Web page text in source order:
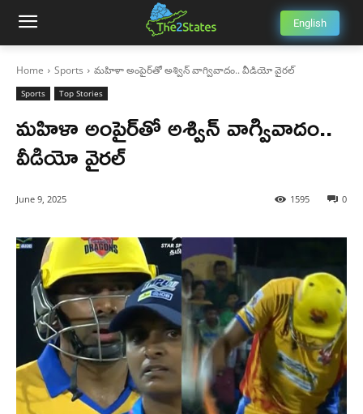
English
Home Sports మహిళా అంపైర్‌తో అశ్విన్ వాగ్వివాదం.. వీడియో వైరల్
Sports Top Stories
మహిళా అంపైర్‌తో అశ్విన్ వాగ్వివాదం..
వీడియో వైరల్
June 9, 2025 0
1595